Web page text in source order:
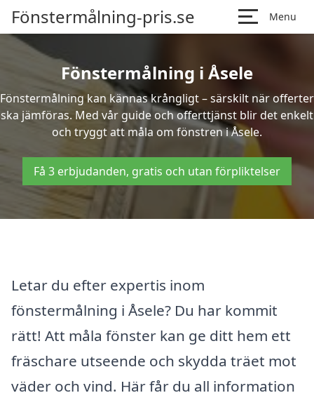
Fönstermålning-pris.se Menu
Fönstermålning i Åsele
Fönstermålning kan kännas krångligt – särskilt när offerter
ska jämföras. Med vår guide och offerttjänst blir det enkelt
och tryggt att måla om fönstren i Åsele.
Få 3 erbjudanden, gratis och utan förpliktelser
Letar du efter expertis inom
fönstermålning i Åsele? Du har kommit
rätt! Att måla fönster kan ge ditt hem ett
fräschare utseende och skydda träet mot
väder och vind. Här får du all information